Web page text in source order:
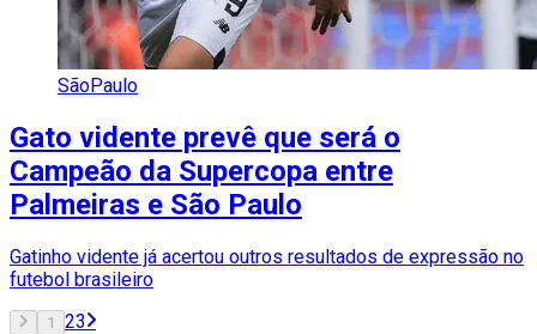
SãoPaulo
Gato vidente prevê que será o
Campeão da Supercopa entre
Palmeiras e São Paulo
Gatinho vidente já acertou outros resultados de expressão no
futebol brasileiro
1 23